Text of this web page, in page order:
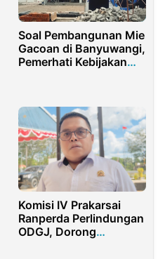
Soal Pembangunan Mie
Gacoan di Banyuwangi,
Pemerhati Kebijakan
Komisi IV Prakarsai
Ranperda Perlindungan
ODGJ, Dorong